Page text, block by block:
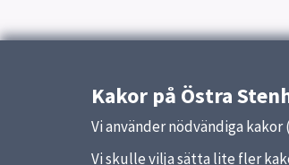
Kakor på Östra
Vi använder nödvändiga
Vi skulle vilja sätta lite fler